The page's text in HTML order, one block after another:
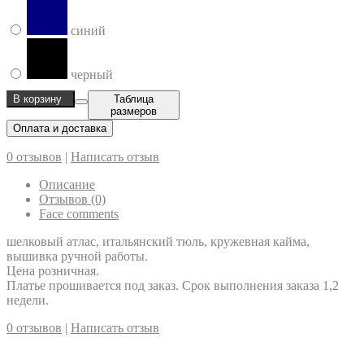
синий
черный
В корзину
Таблица
размеров
Оплата и доставка
0 отзывов | Написать отзыв
Описание
Отзывов (0)
Face comments
шелковый атлас, итальянский тюль, кружевная кайма,
вышивка ручной работы.
Цена розничная.
Платье прошивается под заказ. Срок выполнения заказа 1,2
недели.
0 отзывов | Написать отзыв